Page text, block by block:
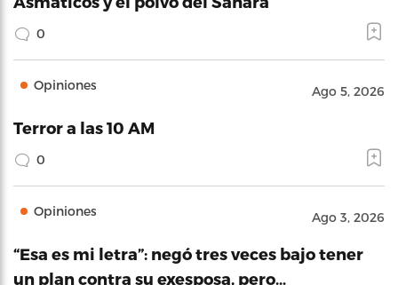
0
Opiniones Ago 5, 2026
Terror a las 10 AM
0
Opiniones Ago 3, 2026
“Esa es mi letra”: negó tres veces bajo tener
un plan contra su exesposa, pero…